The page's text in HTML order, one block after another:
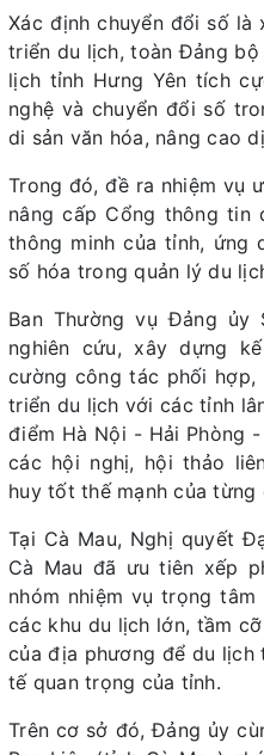
Xác định chuyển đổi số
triển du lịch, toàn Đảng bộ
lịch tỉnh Hưng Yên tích
nghệ và chuyển đổi số
di sản văn hóa, nâng cao
Trong đó, đề ra nhiệm vụ
nâng cấp Cổng thông
thông minh của tỉnh, ứng
số hóa trong quản lý du
Ban Thường vụ Đảng ủy
nghiên cứu, xây dựng
cường công tác phối
triển du lịch với các tỉnh
điểm Hà Nội - Hải Phòng
các hội nghị, hội thảo
huy tốt thế mạnh của từng
Tại Cà Mau, Nghị quyết
Cà Mau đã ưu tiên xếp
nhóm nhiệm vụ trọng
các khu du lịch lớn, tầm
của địa phương để du lịch
tế quan trọng của tỉnh.
Trên cơ sở đó, Đảng ủy